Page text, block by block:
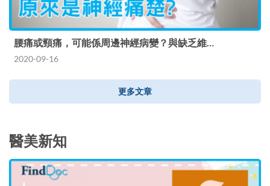
腰痛或頸痛，可能係周邊神經病變？與缺乏維…
2020-09-16
更多文章
醫美新知